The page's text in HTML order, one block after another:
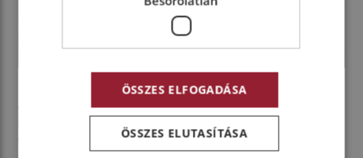
köszönhetően 2020-ban 10 százalékkal nőtt a
VIARENT forgalma. A cég 400 kocsiját használják
ÖSSZES ELFOGADÁSA
ÖSSZES ELUTASÍTÁSA